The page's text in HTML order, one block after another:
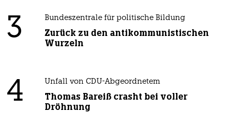
3 Bundeszentrale für politische Bildung
Zurück zu den antikommunistischen
Wurzeln
4 Unfall von CDU-Abgeordnetem
Thomas Bareiß crasht bei voller
Dröhnung